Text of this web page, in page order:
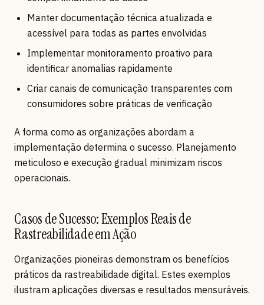
Manter documentação técnica atualizada e
acessível para todas as partes envolvidas
Implementar monitoramento proativo para
identificar anomalias rapidamente
Criar canais de comunicação transparentes com
consumidores sobre práticas de verificação
A forma como as organizações abordam a
implementação determina o sucesso. Planejamento
meticuloso e execução gradual minimizam riscos
operacionais.
Casos de Sucesso: Exemplos Reais de
Rastreabilidade em Ação
Organizações pioneiras demonstram os benefícios
práticos da rastreabilidade digital. Estes exemplos
ilustram aplicações diversas e resultados mensuráveis.